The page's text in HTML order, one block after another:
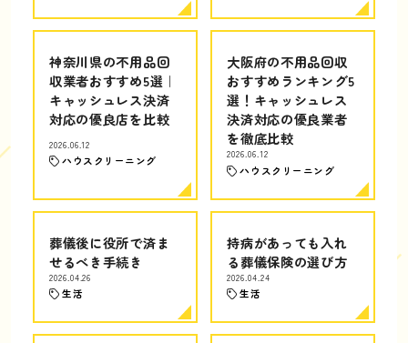
神奈川県の不用品回
収業者おすすめ5選｜
キャッシュレス決済
対応の優良店を比較
2026.06.12
ハウスクリーニング
大阪府の不用品回収
おすすめランキング5
選！キャッシュレス
決済対応の優良業者
を徹底比較
2026.06.12
ハウスクリーニング
葬儀後に役所で済ま
せるべき手続き
2026.04.26
生活
持病があっても入れ
る葬儀保険の選び方
2026.04.24
生活